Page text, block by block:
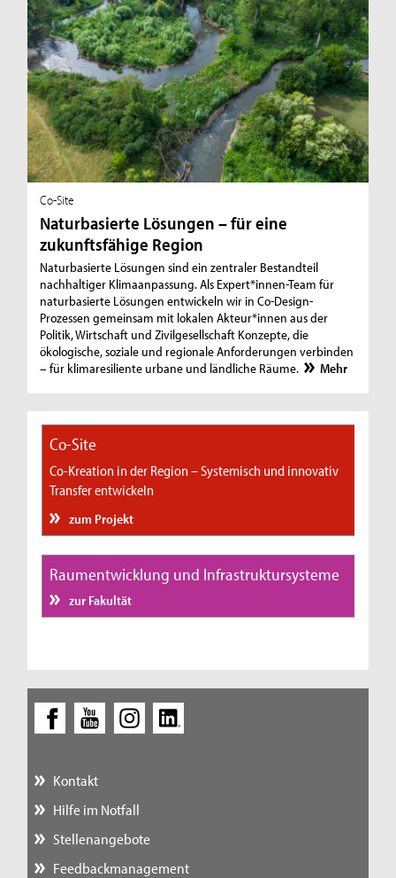
Co-Site
Naturbasierte Lösungen – für eine
zukunftsfähige Region
Naturbasierte Lösungen sind ein zentraler Bestandteil
nachhaltiger Klimaanpassung. Als Expert*innen-Team für
naturbasierte Lösungen entwickeln wir in Co-Design-
Prozessen gemeinsam mit lokalen Akteur*innen aus der
Politik, Wirtschaft und Zivilgesellschaft Konzepte, die
ökologische, soziale und regionale Anforderungen verbinden
– für klimaresiliente urbane und ländliche Räume.
Mehr
Co-Site
Co-Kreation in der Region – Systemisch und innovativ
Transfer entwickeln
zum Projekt
Raumentwicklung und Infrastruktursysteme
zur Fakultät
Kontakt
Hilfe im Notfall
Stellenangebote
Feedbackmanagement